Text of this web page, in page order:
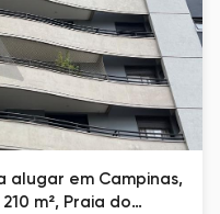
em Campinas,
m², Praia do